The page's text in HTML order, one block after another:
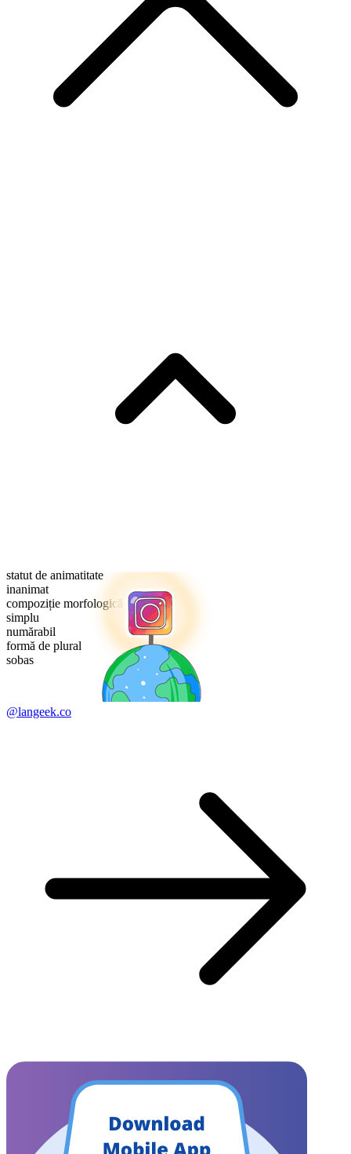
statut de animatitate
inanimat
compoziție morfologică
simplu
numărabil
formă de plural
sobas
@langeek.co